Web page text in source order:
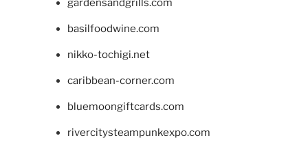
gardensandgrills.com
basilfoodwine.com
nikko-tochigi.net
caribbean-corner.com
bluemoongiftcards.com
rivercitysteampunkexpo.com